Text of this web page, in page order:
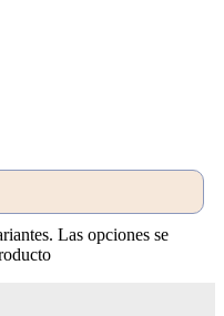
Las opciones se